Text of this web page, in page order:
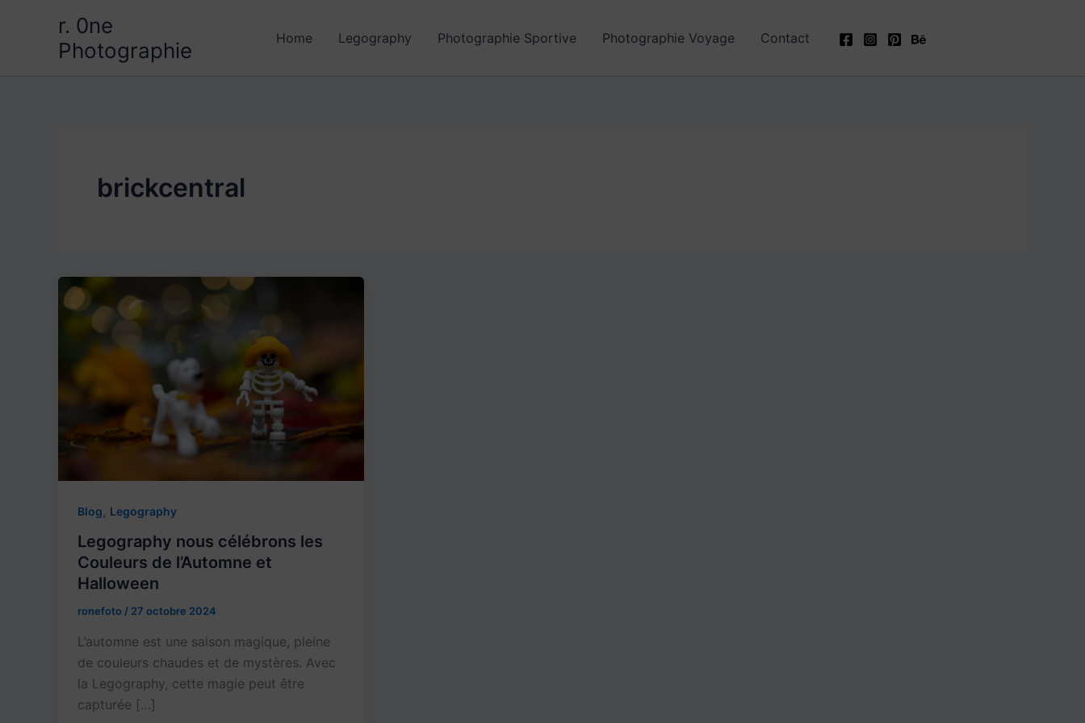
r. 0ne
Photographie
Home Legography Photographie Sportive Photographie Voyage Contact
brickcentral
Blog Legography
Legography nous célébrons les
Couleurs de l’Automne et
Halloween
ronefoto / 27 octobre 2024
L’automne est une saison magique, pleine
de couleurs chaudes et de mystères. Avec
la Legography, cette magie peut être
capturée […]